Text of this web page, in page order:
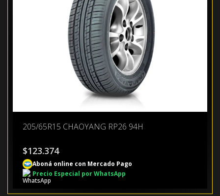
205/65R15 CHAOYANG RP26 94H
$123.374
Aboná online con Mercado Pago
Precio Especial por WhatsApp